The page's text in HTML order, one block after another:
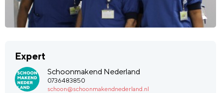
Expert
Schoonmakend Nederland
0736483850
schoon@schoonmakendnederland.nl